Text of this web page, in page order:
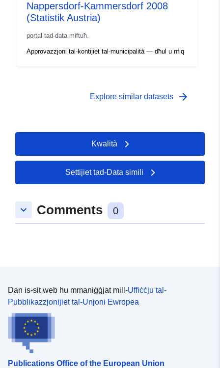
Nappersdorf-Kammersdorf 2008
(Statistik Austria)
portal tad-data miftuħ.
Approvazzjoni tal-kontijiet tal-muniċipalità — dħul u nfiq
Explore similar datasets arrow_forward
Kwalità
Settijiet tad-Data simili
keyboard_arrow_down Comments 0
Dan is-sit web hu mmaniġġjat mill-Uffiċċju tal-
Pubblikazzjonijiet tal-Unjoni Ewropea
Publications Office of the European Union